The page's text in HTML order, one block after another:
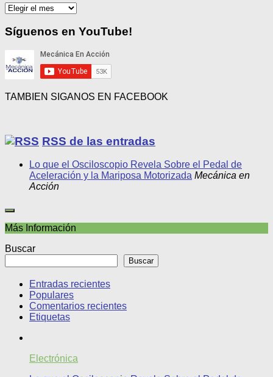
Publicaciones
mes
Síguenos en YouTube!
TAMBIEN SIGANOS EN FACEBOOK
RSS de las entradas
Lo que el Osciloscopio Revela Sobre el Pedal de
Aceleración y la Mariposa Motorizada Mecánica en
Acción
Más Información
Buscar
Buscar
Entradas recientes
Populares
Comentarios recientes
Etiquetas
Electrónica